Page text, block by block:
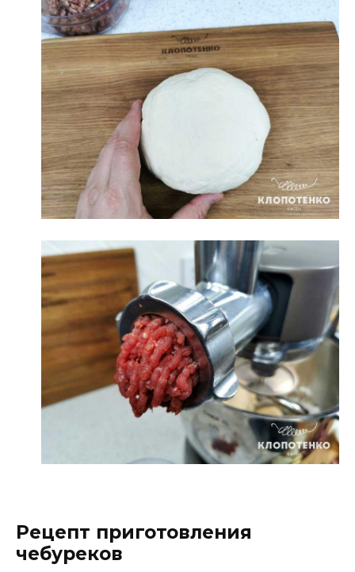
Рецепт приготовления
чебуреков